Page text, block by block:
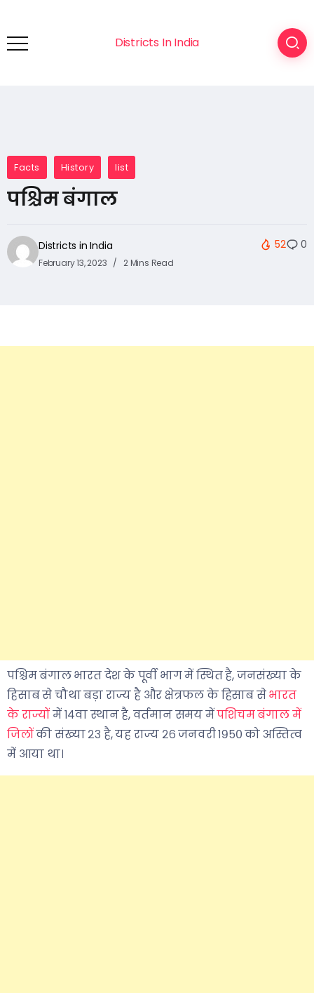
Districts In India
Facts History list
पश्चिम बंगाल
Districts in India
February 13, 2023 2 Mins Read
52 0
पश्चिम बंगाल भारत देश के पूर्वी भाग में स्थित है, जनसंख्या के
हिसाब से चौथा बड़ा राज्य है और क्षेत्रफल के हिसाब सेभारत
के राज्योंमें १४वा स्थान है, वर्तमान समय मेंपशिचम बंगाल में
जिलोंकी संख्या २३ है, यह राज्य २६ जनवरी १९५० को अस्तित्व
में आया था।